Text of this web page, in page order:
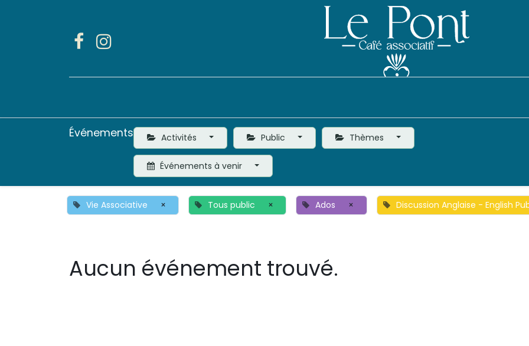
Événements Activités Public Thèmes
Événements à venir
Vie Associative × Tous public × Ados × Discussion Anglaise - English
Aucun événement trouvé.